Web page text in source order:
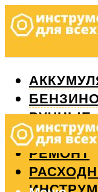
РУЧНЫЕ
РЕМОНТ